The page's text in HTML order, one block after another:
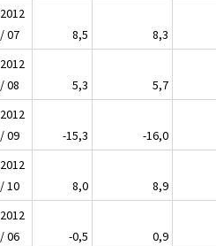
2012
/ 07
8,5 8,3
2012
/ 08
5,3 5,7
2012
/ 09
-15,3 -16,0
2012
/ 10
8,0 8,9
2012
/ 06
-0,5 0,9